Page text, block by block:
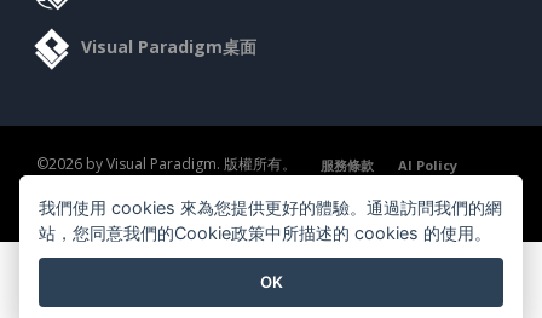
Visual Paradigm桌面
©2026 by Visual Paradigm. 版權所有。 服務條款
AI Policy
隱私政策
Content Guidelines
安全概述
我們使用 cookies 來為您提供更好的體驗。通過訪問我們的網
站，您同意我們的Cookie政策中所描述的 cookies 的使用。
OK